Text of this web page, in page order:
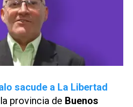
sacude a La Libertad
provincia de Buenos